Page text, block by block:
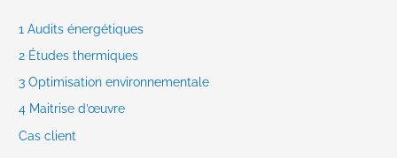
1 Audits énergétiques
2 Études thermiques
3 Optimisation environnementale
4 Maitrise d’œuvre
Cas client